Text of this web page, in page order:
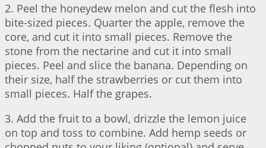
2. Peel the honeydew melon and cut the flesh into
bite-sized pieces. Quarter the apple, remove the
core, and cut it into small pieces. Remove the
stone from the nectarine and cut it into small
pieces. Peel and slice the banana. Depending on
their size, half the strawberries or cut them into
small pieces. Half the grapes.
3. Add the fruit to a bowl, drizzle the lemon juice
on top and toss to combine. Add hemp seeds or